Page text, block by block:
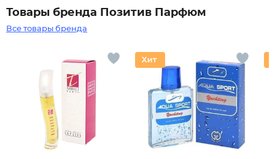
Товары бренда Позитив Парфюм
Все товары бренда